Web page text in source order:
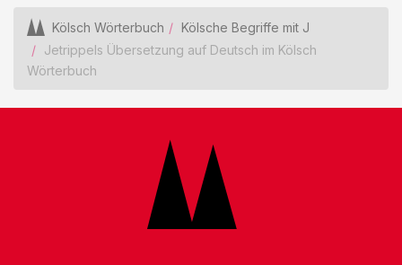
Kölsch Wörterbuch
Kölsche Begriffe mit J
Jetrippels Übersetzung auf Deutsch im Kölsch
Wörterbuch